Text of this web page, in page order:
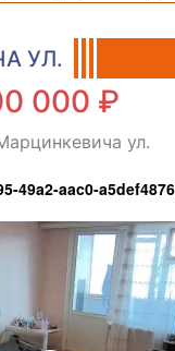
УЛ.
000 ₽
ул.
49a2-aac0-